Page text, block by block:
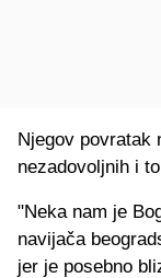
Njegov povratak
nezadovoljnih i
"Neka nam je
navijača
jer je posebno